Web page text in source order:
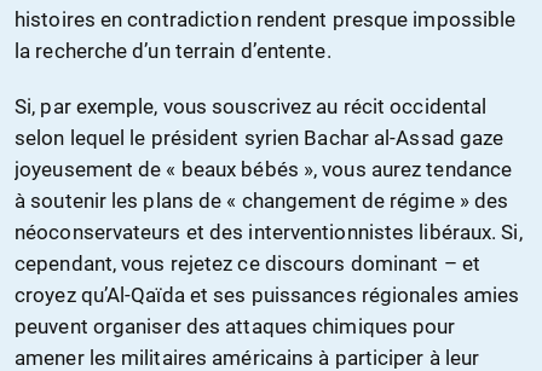
histoires en contradiction rendent presque impossible
la recherche d’un terrain d’entente.
Si, par exemple, vous souscrivez au récit occidental
selon lequel le président syrien Bachar al-Assad gaze
joyeusement de « beaux bébés », vous aurez tendance
à soutenir les plans de « changement de régime » des
néoconservateurs et des interventionnistes libéraux. Si,
cependant, vous rejetez ce discours dominant – et
croyez qu’Al-Qaïda et ses puissances régionales amies
peuvent organiser des attaques chimiques pour
amener les militaires américains à participer à leur